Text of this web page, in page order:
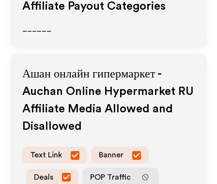
Affiliate Payout Categories
Ашан онлайн гипермаркет -
Auchan Online Hypermarket RU
Affiliate Media Allowed and
Disallowed
Text Link Banner
Deals POP Traffic